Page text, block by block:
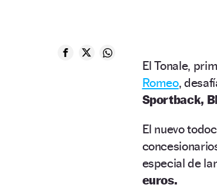
El Tonale,
Romeo,
Sportback,
El nuevo
especial de
euros.